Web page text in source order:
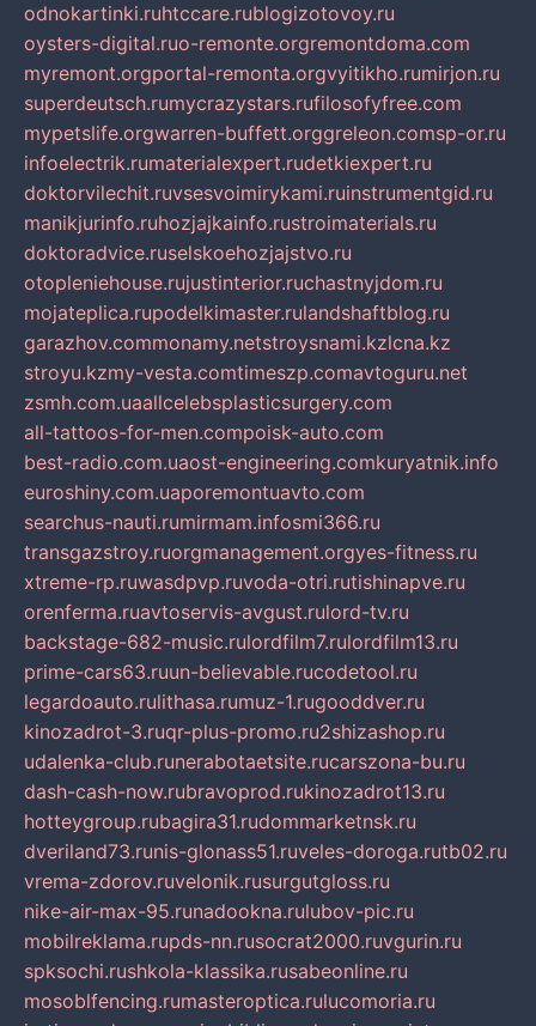
odnokartinki.ruhtccare.rublogizotovoy.ru
oysters-digital.ruo-remonte.orgremontdoma.com
myremont.orgportal-remonta.orgvyitikho.rumirjon.ru
superdeutsch.rumycrazystars.rufilosofyfree.com
mypetslife.orgwarren-buffett.orggreleon.comsp-or.ru
infoelectrik.rumaterialexpert.rudetkiexpert.ru
doktorvilechit.ruvsesvoimirykami.ruinstrumentgid.ru
manikjurinfo.ruhozjajkainfo.rustroimaterials.ru
doktoradvice.ruselskoehozjajstvo.ru
otopleniehouse.rujustinterior.ruchastnyjdom.ru
mojateplica.rupodelkimaster.rulandshaftblog.ru
garazhov.commonamy.netstroysnami.kzlcna.kz
stroyu.kzmy-vesta.comtimeszp.comavtoguru.net
zsmh.com.uaallcelebsplasticsurgery.com
all-tattoos-for-men.compoisk-auto.com
best-radio.com.uaost-engineering.comkuryatnik.info
euroshiny.com.uaporemontuavto.com
searchus-nauti.rumirmam.infosmi366.ru
transgazstroy.ruorgmanagement.orgyes-fitness.ru
xtreme-rp.ruwasdpvp.ruvoda-otri.rutishinapve.ru
orenferma.ruavtoservis-avgust.rulord-tv.ru
backstage-682-music.rulordfilm7.rulordfilm13.ru
prime-cars63.ruun-believable.rucodetool.ru
legardoauto.rulithasa.rumuz-1.rugooddver.ru
kinozadrot-3.ruqr-plus-promo.ru2shizashop.ru
udalenka-club.runerabotaetsite.rucarszona-bu.ru
dash-cash-now.rubravoprod.rukinozadrot13.ru
hotteygroup.rubagira31.rudommarketnsk.ru
dveriland73.runis-glonass51.ruveles-doroga.rutb02.ru
vrema-zdorov.ruvelonik.rusurgutgloss.ru
nike-air-max-95.runadookna.rulubov-pic.ru
mobilreklama.rupds-nn.rusocrat2000.ruvgurin.ru
spksochi.rushkola-klassika.rusabeonline.ru
mosoblfencing.rumasteroptica.rulucomoria.ru